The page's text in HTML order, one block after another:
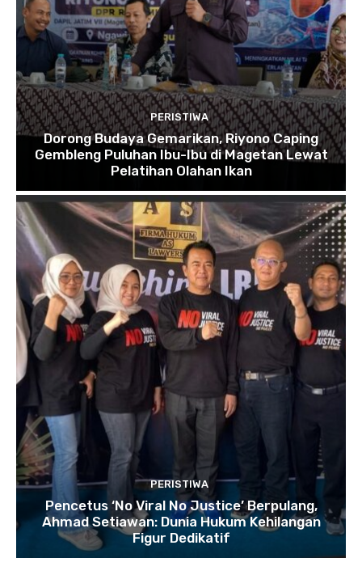
PERISTIWA
Dorong Budaya Gemarikan, Riyono Caping
Gembleng Puluhan Ibu-Ibu di Magetan Lewat
Pelatihan Olahan Ikan
PERISTIWA
Pencetus ‘No Viral No Justice’ Berpulang,
Ahmad Setiawan: Dunia Hukum Kehilangan
Figur Dedikatif